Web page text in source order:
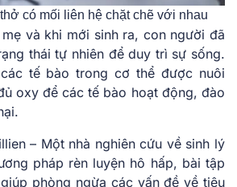
có mối liên hệ chặt chẽ với nhau
và khi mới sinh ra, con người đã
thái tự nhiên để duy trì sự sống.
tế bào trong cơ thể được nuôi
oxy để các tế bào hoạt động, đào
– Một nhà nghiên cứu về sinh lý
pháp rèn luyện hô hấp, bài tập
phòng ngừa các vấn đề về tiêu